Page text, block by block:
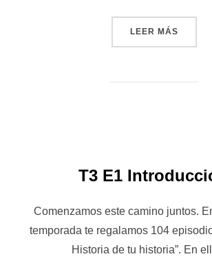
LEER MÁS
T3 E1
Comenzamos este camino juntos.
temporada te regalamos 104
Historia de tu historia”. En